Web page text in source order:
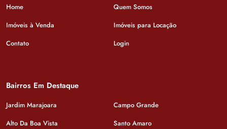
Home
Quem Somos
Imóveis à Venda
Imóveis para Locação
Contato
Login
Bairros Em Destaque
Jardim Marajoara
Campo Grande
Alto Da Boa Vista
Santo Amaro